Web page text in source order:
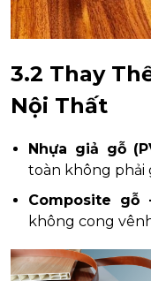
3.2 Thay
Nội Thất
Nhựa giả gỗ
toàn không phải
Composite gỗ
không cong